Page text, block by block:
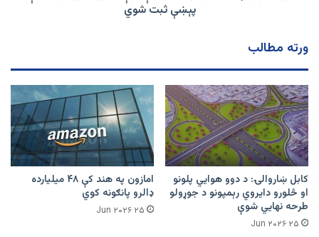
ثبت
شوي
پېښې ثبت شوي
ورته مطالب
کابل ښاروالۍ: د دوو هوايي پلونو
او څلورو دایروي رېمپونو د جوړولو
طرحه نهایي شوې
۲۵ Jun ۲۰۲۶
امازون په هند کې ۴۸ میلیارده
ډالرو پانګونه کوي
۲۵ Jun ۲۰۲۶